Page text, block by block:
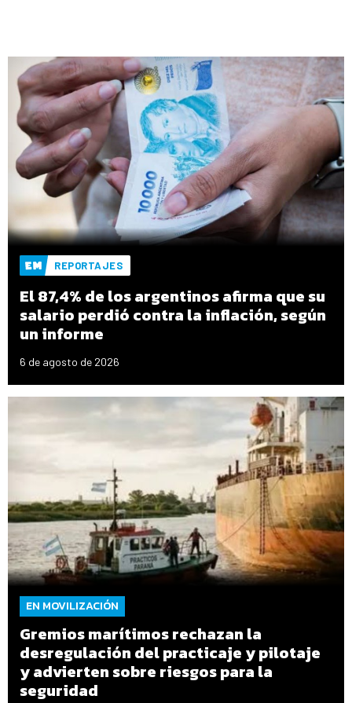
REPORTAJES
El 87,4% de los argentinos afirma que su
salario perdió contra la inflación, según
un informe
6 de agosto de 2026
EN MOVILIZACIÓN
Gremios marítimos rechazan la
desregulación del practicaje y pilotaje
y advierten sobre riesgos para la
seguridad